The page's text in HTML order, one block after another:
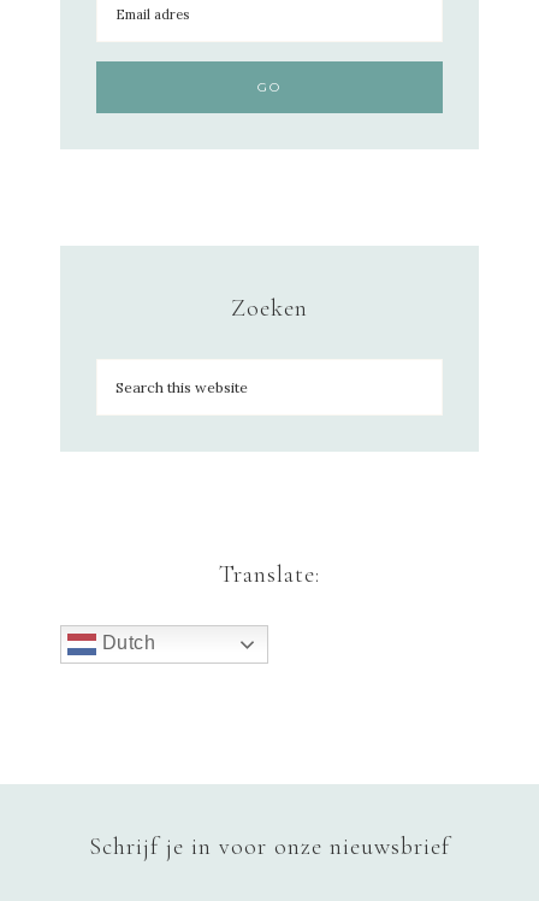
Zoeken
Translate:
Dutch
Schrijf je in voor onze nieuwsbrief